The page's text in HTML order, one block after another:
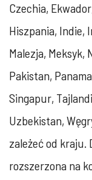
Czechia,
Hiszpania, Indie,
Malezja, Meksyk,
Pakistan,
Singapur,
Uzbekistan,
zależeć od
rozszerzona na